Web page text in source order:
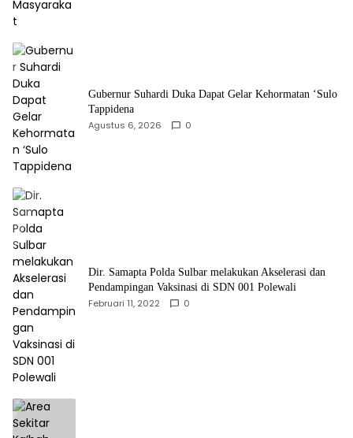
Gubernur Suhardi Duka Dapat Gelar Kehormatan ‘Sulo
Tappidena
Agustus 6, 2026 0
Dir. Samapta Polda Sulbar melakukan Akselerasi dan
Pendampingan Vaksinasi di SDN 001 Polewali
Februari 11, 2022 0